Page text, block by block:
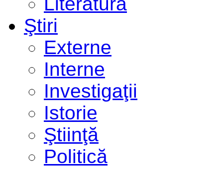
Ştiri
Externe
Interne
Investigaţii
Istorie
Ştiinţă
Politică